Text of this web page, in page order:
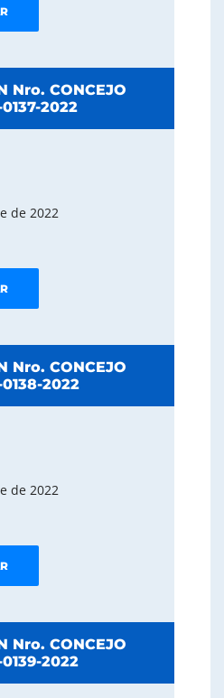
Nro. CONCEJO
2022
de 2022
Nro. CONCEJO
2022
de 2022
Nro. CONCEJO
2022